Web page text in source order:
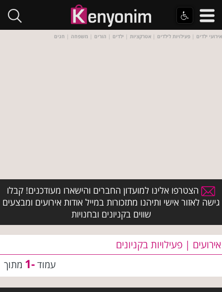
אירועי ילדים | פעילויות לילדים | אטרקציות | ילדים | הורים | משפחה | חגים
הצטרפו אלינו למועדון החברים והישארו מעודכנים! קבלו
גישה לאזור אישי ותיהנו מתזכורות במייל אודות אירועים ומבצעים
שווים בקניונים ובחנויות
אירועים | פעילויות בקניונים
עמוד-1 מתוך